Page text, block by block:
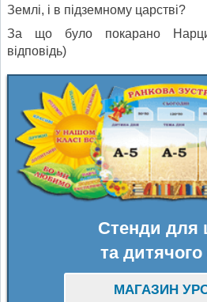
Землі, і в підземному царстві?
За що було покарано
відповідь)
Стенди для
та дитячого
МАГАЗИН